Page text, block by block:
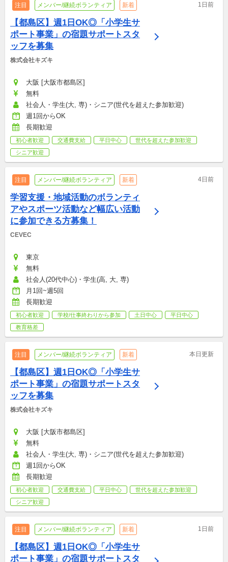
注目 メンバー/継続ボランティア 新着 1日前
【都島区】週1日OK◎「小学生サ
ポート事業」の宿題サポートスタ
ッフを募集
株式会社キズキ
大阪 [大阪市都島区]
無料
社会人・学生(大, 専)・シニア(世代を超えた参加歓迎)
週1回からOK
長期歓迎
初心者歓迎 交通費支給 平日中心
世代を超えた参加歓迎
シニア歓迎
注目 メンバー/継続ボランティア 新着 4日前
学習支援・地域活動のボランティ
アやスポーツ活動など幅広い活動
に参加できる方募集！
CEVEC
東京
無料
社会人(20代中心)・学生(高, 大, 専)
月1回~週5回
長期歓迎
初心者歓迎 学校/仕事終わりから参加 土日中心
平日中心
教育格差
注目 メンバー/継続ボランティア 新着 本日更新
【都島区】週1日OK◎「小学生サ
ポート事業」の宿題サポートスタ
ッフを募集
株式会社キズキ
大阪 [大阪市都島区]
無料
社会人・学生(大, 専)・シニア(世代を超えた参加歓迎)
週1回からOK
長期歓迎
初心者歓迎 交通費支給 平日中心
世代を超えた参加歓迎
シニア歓迎
注目 メンバー/継続ボランティア 新着 1日前
【都島区】週1日OK◎「小学生サ
ポート事業」の宿題サポートスタ